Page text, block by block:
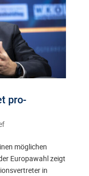
pro-
möglichen
Europawahl zeigt
in